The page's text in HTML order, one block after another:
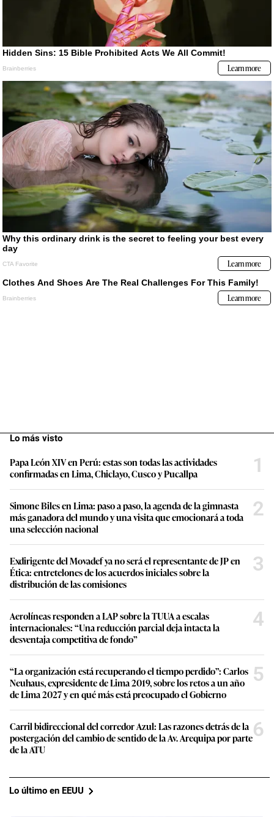
Lo más visto
Papa León XIV en Perú: estas son todas las actividades
confirmadas en Lima, Chiclayo, Cusco y Pucallpa
1
Simone Biles en Lima: paso a paso, la agenda de la gimnasta
más ganadora del mundo y una visita que emocionará a toda
una selección nacional
2
Exdirigente del Movadef ya no será el representante de JP en
Ética: entretelones de los acuerdos iniciales sobre la
distribución de las comisiones
3
Aerolíneas responden a LAP sobre la TUUA a escalas
internacionales: “Una reducción parcial deja intacta la
desventaja competitiva de fondo”
4
“La organización está recuperando el tiempo perdido”: Carlos
Neuhaus, expresidente de Lima 2019, sobre los retos a un año
de Lima 2027 y en qué más está preocupado el Gobierno
5
Carril bidireccional del corredor Azul: Las razones detrás de la
postergación del cambio de sentido de la Av. Arequipa por parte
de la ATU
6
Lo último en EEUU